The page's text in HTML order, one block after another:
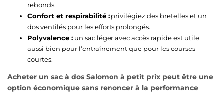
rebonds.
Confort et respirabilité : privilégiez des bretelles et un
dos ventilés pour les efforts prolongés.
Polyvalence : un sac léger avec accès rapide est utile
aussi bien pour l’entraînement que pour les courses
courtes.
Acheter un sac à dos Salomon à petit prix peut être une
option économique sans renoncer à la performance